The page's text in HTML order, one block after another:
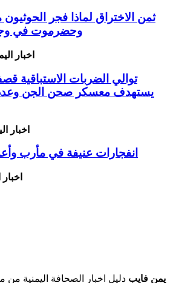
ثمن الاختراق لماذا فجر
وحضرموت في
اخبار
توالي الضربات الاستباقية
يستهدف معسكر صحن الجن
اخبار
انفجارات عنيفة في مأرب
يمن فايب دليل اخبار الصحافة اليمنية